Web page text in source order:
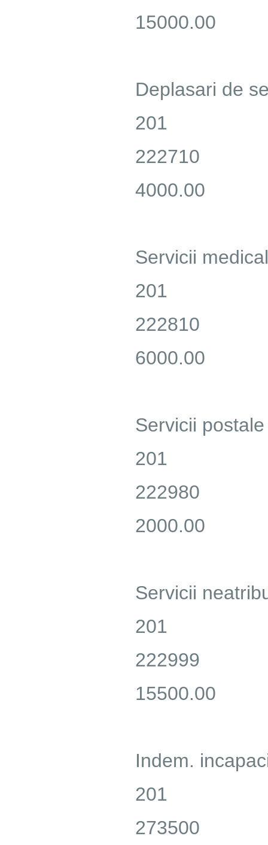
15000.00
Deplasari de
201
222710
4000.00
Servicii
201
222810
6000.00
Servicii
201
222980
2000.00
Servicii
201
222999
15500.00
Indem.
201
273500